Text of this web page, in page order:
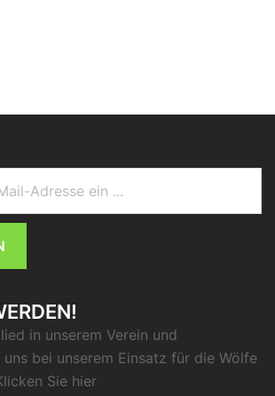
in unserem Verein und
bei unserem Einsatz für die Wölfe
Sie hier